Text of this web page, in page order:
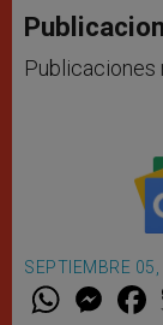
Publicaciones
SEPTIEMBRE
W M
e
F
a